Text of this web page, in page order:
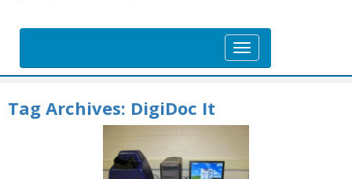
T
o
l
n
Tag Archives: DigiDoc It